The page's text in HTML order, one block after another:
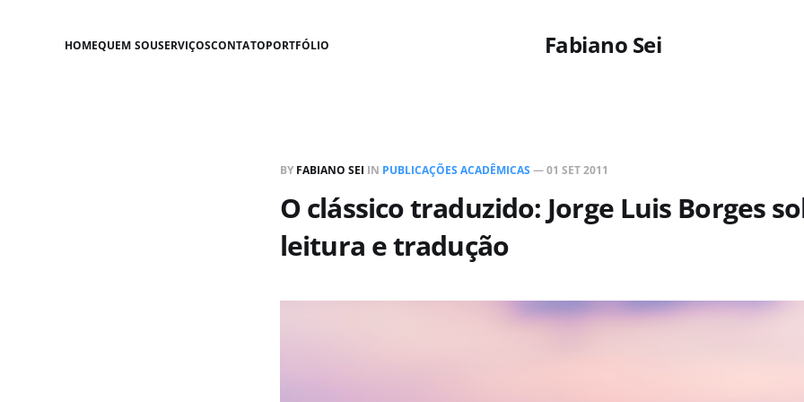
Fabiano Sei
HOMEQUEM SOUSERVIÇOSCONTATOPORTFÓLIO
BY FABIANO SEI IN PUBLICAÇÕES ACADÊMICAS —01 SET 2011
O clássico traduzido: Jorge Luis Borges
leitura e tradução